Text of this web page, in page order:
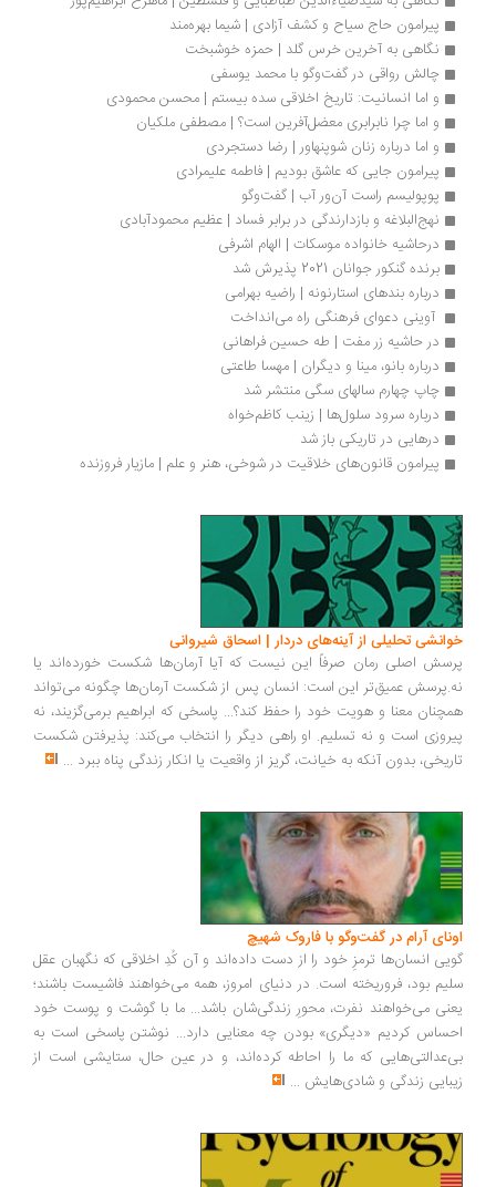
پیرامون حاج سیاح و کشف آزادی | شیما بهره‌مند
نگاهی به آخرین خرس گلد | حمزه خوشبخت
چالش رواقی در گفت‌وگو با محمد یوسفی
و اما انسانیت: تاریخ اخلاقی سده بیستم | محسن محمودی
و اما چرا نابرابری معضل‌آفرین است؟ | مصطفی ملکیان
و اما درباره زنان شوپنهاور | رضا دستجردی
پیرامون جایی که عاشق بودیم | فاطمه علیمرادی
پوپولیسم راست‌ آن‌ور آب | گفت‌وگو
نهج‌البلاغه و بازدارندگی در برابر فساد | عظیم محمودآبادی
درحاشیه خانواده موسکات | الهام اشرفی
برنده گنکور جوانان 2021 پذیرش شد
درباره بندهای استارنونه | راضیه بهرامی
آوینی دعوای فرهنگی راه ‏می‌انداخت
در حاشیه زر مفت | طه حسین فراهانی
درباره بانو، مینا و دیگران | مهسا طاعتی
چاپ چهارم سالهای سگی منتشر شد
درباره سرود سلول‏‌ها | زینب کاظم‌خواه
درهایی در تاریکی باز شد
پیرامون قانون‌های خلاقیت در شوخی، هنر و علم | مازیار فروزنده
تحلیلی از آینه‌های دردار | اسحاق شیروانی
اصلی رمان صرفاً این نیست که آیا آرمان‌ها شکست خورده‌اند یا
عمیق‌تر این است: انسان پس از شکست آرمان‌ها چگونه می‌تواند
معنا و هویت خود را حفظ کند؟... پاسخی که ابراهیم برمی‌گزیند، نه
است و نه تسلیم. او راهی دیگر را انتخاب می‌کند: پذیرفتن شکست
بدون آنکه به خیانت، گریز از واقعیت یا انکار زندگی پناه ببرد...
آرام در گفت‌وگو با فاروک شهیچ‭
انسان‌ها ترمزِ خود را از دست داده‌اند و آن کُدِ اخلاقی که نگهبان عقل
بود، فروریخته است. در دنیای امروز، همه می‌خواهند فاشیست باشند؛
می‌خواهند نفرت، محورِ زندگی‌شان باشد... ما با گوشت و پوست خود
کردیم «دیگری» بودن چه معنایی دارد... نوشتن پاسخی است به
که ما را احاطه کرده‌اند، و در عین حال، ستایشی است از
زندگی و شادی‌هایش...